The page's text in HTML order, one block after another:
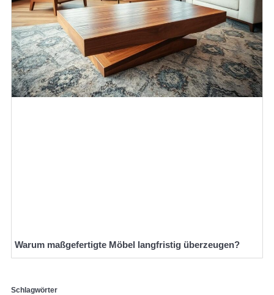
Warum maßgefertigte Möbel langfristig überzeugen?
Schlagwörter